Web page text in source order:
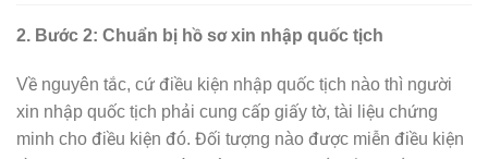
2. Bước 2: Chuẩn bị hồ sơ xin nhập quốc tịch
Về nguyên tắc, cứ điều kiện nhập quốc tịch nào thì người
xin nhập quốc tịch phải cung cấp giấy tờ, tài liệu chứng
minh cho điều kiện đó. Đối tượng nào được miễn điều kiện